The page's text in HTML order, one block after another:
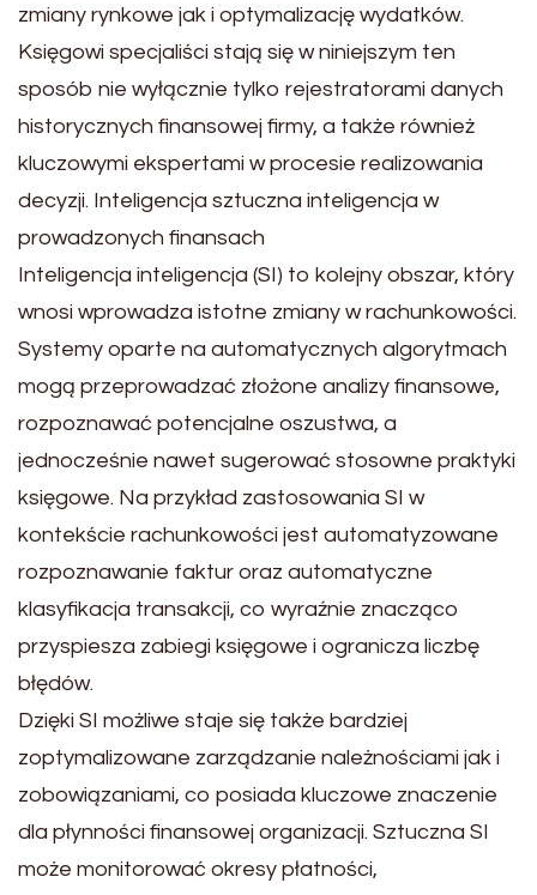
zmiany rynkowe jak i optymalizację wydatków.
Księgowi specjaliści stają się w niniejszym ten
sposób nie wyłącznie tylko rejestratorami danych
historycznych finansowej firmy, a także również
kluczowymi ekspertami w procesie realizowania
decyzji. Inteligencja sztuczna inteligencja w
prowadzonych finansach
Inteligencja inteligencja (SI) to kolejny obszar, który
wnosi wprowadza istotne zmiany w rachunkowości.
Systemy oparte na automatycznych algorytmach
mogą przeprowadzać złożone analizy finansowe,
rozpoznawać potencjalne oszustwa, a
jednocześnie nawet sugerować stosowne praktyki
księgowe. Na przykład zastosowania SI w
kontekście rachunkowości jest automatyzowane
rozpoznawanie faktur oraz automatyczne
klasyfikacja transakcji, co wyraźnie znacząco
przyspiesza zabiegi księgowe i ogranicza liczbę
błędów.
Dzięki SI możliwe staje się także bardziej
zoptymalizowane zarządzanie należnościami jak i
zobowiązaniami, co posiada kluczowe znaczenie
dla płynności finansowej organizacji. Sztuczna SI
może monitorować okresy płatności,